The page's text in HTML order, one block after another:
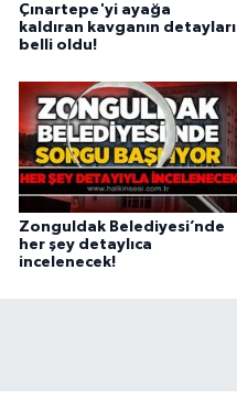
Çınartepe'yi ayağa
kaldıran kavganın detayları
belli oldu!
Zonguldak Belediyesi’nde
her şey detaylıca
incelenecek!